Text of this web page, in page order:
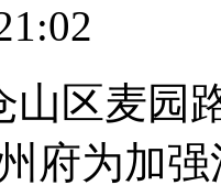
山区麦园
府为加